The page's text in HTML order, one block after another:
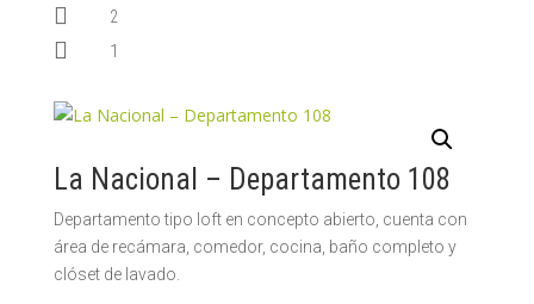
 2
 1
La Nacional – Departamento 108
Departamento tipo loft en concepto abierto, cuenta con
área de recámara, comedor, cocina, baño completo y
clóset de lavado.